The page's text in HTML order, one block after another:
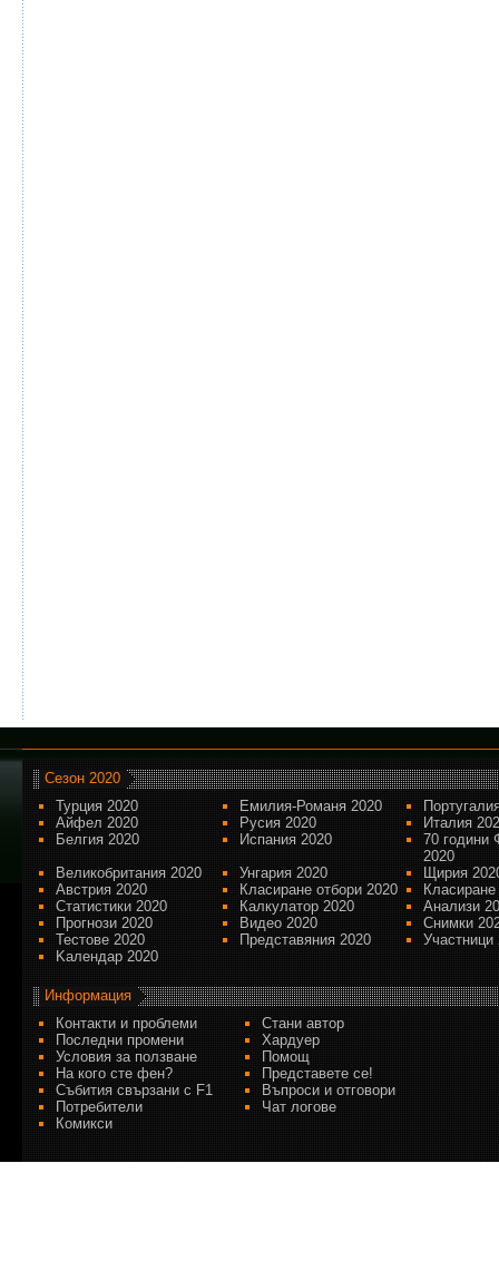
Сезон 2020
Турция 2020
Емилия-Романя 2020
Айфел 2020
Русия 2020
Италия
Белгия 2020
Испания 2020
70 години
2020
Великобритания 2020
Унгария 2020
Щирия
Австрия 2020
Класиране отбори 2020
Статистики 2020
Калкулатор 2020
Анализи
Прогнози 2020
Видео 2020
Снимки
Тестове 2020
Представяния 2020
Участници
Kалендар 2020
Информация
Контакти и проблеми
Стани автор
Последни промени
Хардуер
Условия за ползване
Помощ
На кого сте фен?
Представете се!
Събития свързани с F1
Въпроси и отговори
Потребители
Чат логове
Комикси